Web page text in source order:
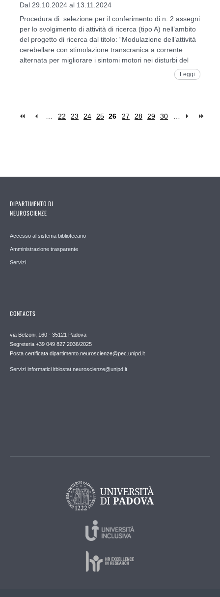
Dal 29.10.2024 al 13.11.2024
Procedura di selezione per il conferimento di n. 2 assegni
per lo svolgimento di attività di ricerca (tipo A) nell’ambito
del progetto di ricerca dal titolo: “Modulazione dell’attività
cerebellare con stimolazione transcranica a corrente
alternata per migliorare i sintomi motori nei disturbi del
Leggi
22 23 24 25 26 27 28 29 30
DIPARTIMENTO DI
NEUROSCIENZE
Accesso al sistema bibliotecario
Amministrazione trasparente
Servizi
CONTACTS
via Belzoni, 160 - 35121 Padova
Segreteria +39 049 827 2036/2025
Posta certificata dipartimento.neuroscienze@pec.unipd.it
Servizi informatici itbiostat.neuroscienze@unipd.it